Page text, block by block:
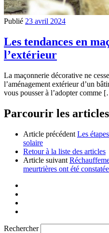
Publié 23 avril 2024
Les tendances en
l’extérieur
La maçonnerie décorative ne
l’aménagement extérieur d’un
vous pousser à l’adopter comme
Parcourir les articles
Article précédent Les
solaire
Retour à la liste des articles
Article suivant
meurtrières ont été
Rechercher